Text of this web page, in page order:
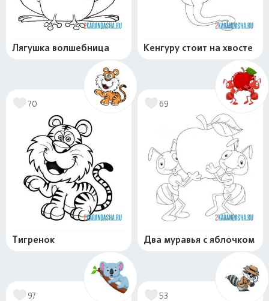
Лягушка волшебница Кенгуру стоит на хвосте
70
Тигренок
69
Два муравья с яблочком
97 53